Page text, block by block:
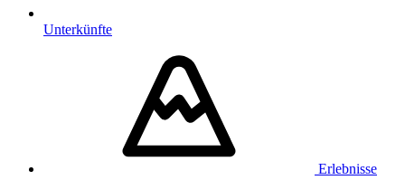
Unterkünfte
Erlebnisse